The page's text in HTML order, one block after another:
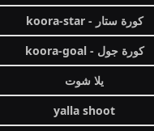
كورة ستار - koora-star
كورة جول - koora-goal
يلا شوت
yalla shoot